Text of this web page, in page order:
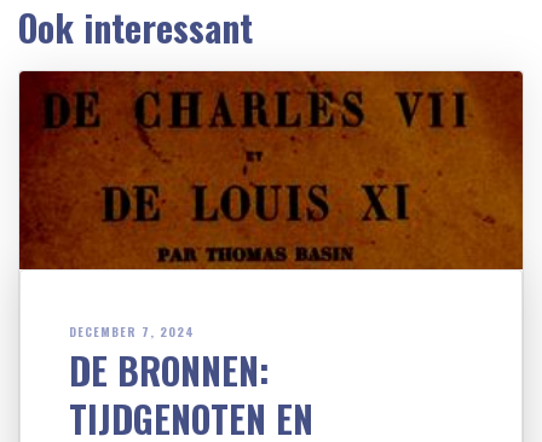
Ook interessant
DECEMBER 7, 2024
DE BRONNEN:
TIJDGENOTEN EN